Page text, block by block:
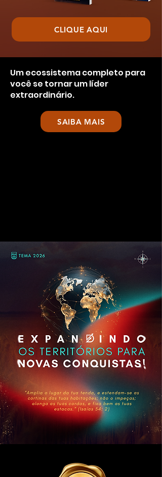
CLIQUE AQUI
Um ecossistema completo para
você se tornar um líder
extraordinário.
SAIBA MAIS